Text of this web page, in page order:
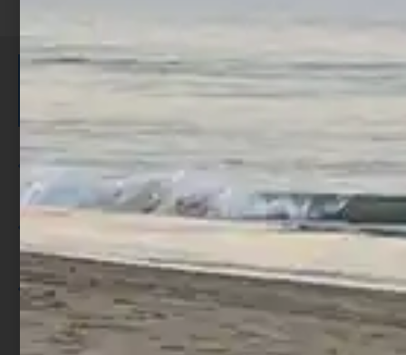
ISCRIVITI E RICEVI 3,50€ DI
SCONTO >
Per ogni acquisto accumuli ulteriori
punti;
Utilizza i punti per ricevere uno
sconto;
I punti sono indicati nella pagina
prodotto;